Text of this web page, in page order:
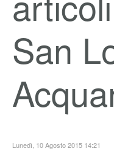
San
Lunedì, 10 Agosto 2015 14:21